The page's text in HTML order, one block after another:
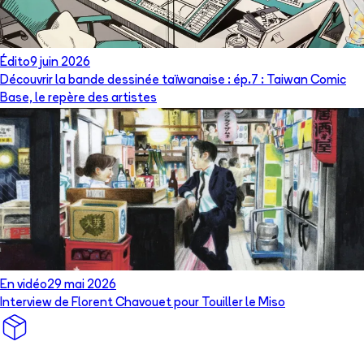
Édito9 juin 2026
Découvrir la bande dessinée taïwanaise : ép.7 : Taiwan Comic
Base, le repère des artistes
En vidéo29 mai 2026
Interview de Florent Chavouet pour Touiller le Miso